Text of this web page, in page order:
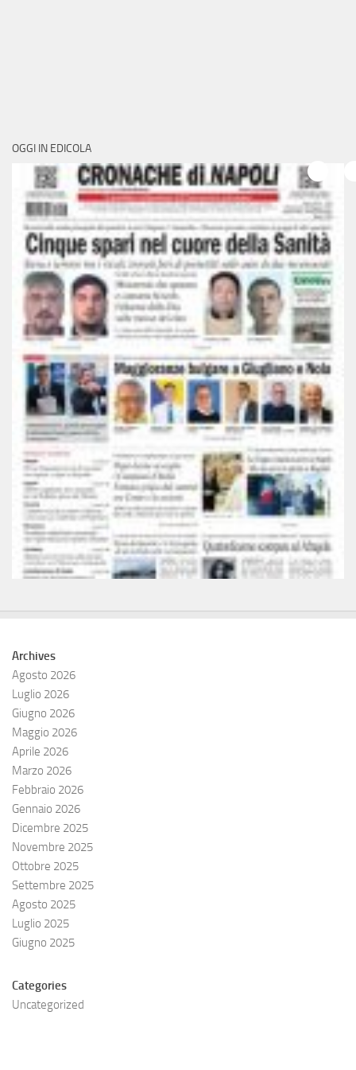
OGGI IN EDICOLA
Archives
Agosto 2026
Luglio 2026
Giugno 2026
Maggio 2026
Aprile 2026
Marzo 2026
Febbraio 2026
Gennaio 2026
Dicembre 2025
Novembre 2025
Ottobre 2025
Settembre 2025
Agosto 2025
Luglio 2025
Giugno 2025
Categories
Uncategorized